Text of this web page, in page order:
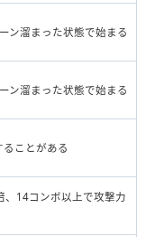
ン溜まった状態で始まる
ン溜まった状態で始まる
ことがある
、14コンボ以上で攻撃力